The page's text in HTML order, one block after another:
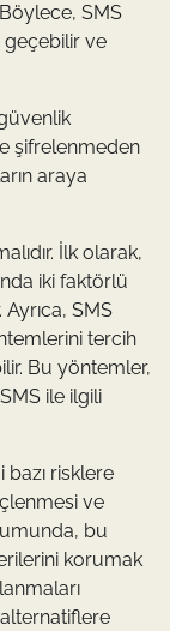
Böylece, SMS
geçebilir ve
şifrelenmeden
araya
İlk olarak,
iki faktörlü
SMS
tercih
Bu yöntemler,
ile ilgili
bazı risklere
ve
bu
korumak